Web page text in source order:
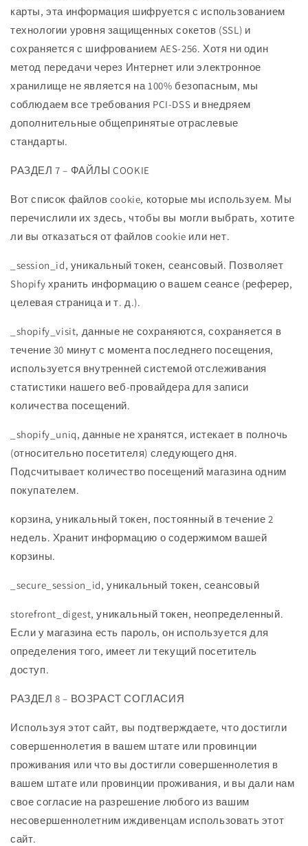
карты, эта информация шифруется с использованием
технологии уровня защищенных сокетов (SSL) и
сохраняется с шифрованием AES-256. Хотя ни один
метод передачи через Интернет или электронное
хранилище не является на 100% безопасным, мы
соблюдаем все требования PCI-DSS и внедряем
дополнительные общепринятые отраслевые
стандарты.
РАЗДЕЛ 7 – ФАЙЛЫ COOKIE
Вот список файлов cookie, которые мы используем. Мы
перечислили их здесь, чтобы вы могли выбрать, хотите
ли вы отказаться от файлов cookie или нет.
_session_id, уникальный токен, сеансовый. Позволяет
Shopify хранить информацию о вашем сеансе (реферер,
целевая страница и т. д.).
_shopify_visit, данные не сохраняются, сохраняется в
течение 30 минут с момента последнего посещения,
используется внутренней системой отслеживания
статистики нашего веб-провайдера для записи
количества посещений.
_shopify_uniq, данные не хранятся, истекает в полночь
(относительно посетителя) следующего дня.
Подсчитывает количество посещений магазина одним
покупателем.
корзина, уникальный токен, постоянный в течение 2
недель. Хранит информацию о содержимом вашей
корзины.
_secure_session_id, уникальный токен, сеансовый
storefront_digest, уникальный токен, неопределенный.
Если у магазина есть пароль, он используется для
определения того, имеет ли текущий посетитель
доступ.
РАЗДЕЛ 8 – ВОЗРАСТ СОГЛАСИЯ
Используя этот сайт, вы подтверждаете, что достигли
совершеннолетия в вашем штате или провинции
проживания или что вы достигли совершеннолетия в
вашем штате или провинции проживания, и вы дали нам
свое согласие на разрешение любого из вашим
несовершеннолетним иждивенцам использовать этот
сайт.